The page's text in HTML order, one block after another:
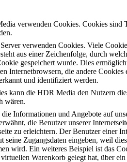
verwenden Cookies. Cookies sind
verwenden Cookies. Viele
aus einer Zeichenfolge, durch
gespeichert wurde. Dies
Internetbrowsern, die andere
und identifiziert werden.
kann die HDR Media den Nutzern
wären.
Informationen und Angebote auf
die Benutzer unserer
zu erleichtern. Der Benutzer einer
seine Zugangsdaten eingeben, weil
wird. Ein weiteres Beispiel ist das
Warenkorb gelegt hat, über